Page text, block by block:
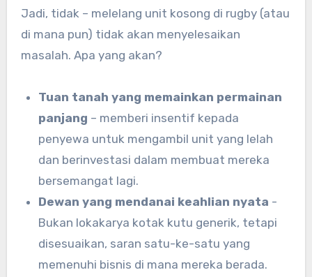
Jadi, tidak – melelang unit kosong di rugby (atau
di mana pun) tidak akan menyelesaikan
masalah. Apa yang akan?
Tuan tanah yang memainkan permainan
panjang – memberi insentif kepada
penyewa untuk mengambil unit yang lelah
dan berinvestasi dalam membuat mereka
bersemangat lagi.
Dewan yang mendanai keahlian nyata -
Bukan lokakarya kotak kutu generik, tetapi
disesuaikan, saran satu-ke-satu yang
memenuhi bisnis di mana mereka berada.